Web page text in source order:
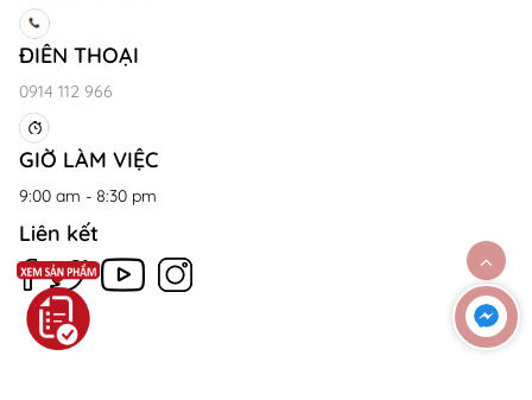
ĐIÊN THOẠI
0914 112 966
GIỜ LÀM VIỆC
9:00 am - 8:30 pm
Liên kết